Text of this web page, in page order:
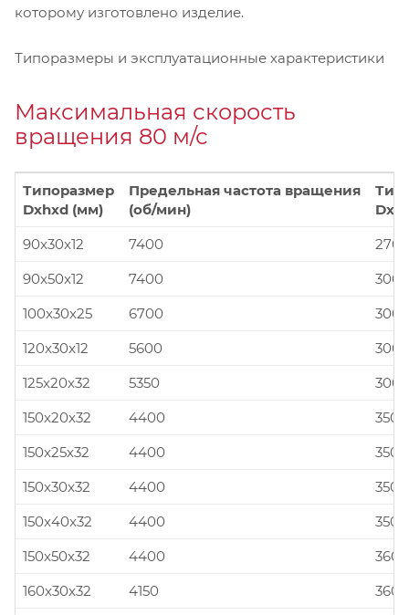
которому изготовлено изделие.
Типоразмеры и эксплуатационные характеристики
Максимальная скорость
вращения 80 м/с
Типоразмер
Dxhxd (мм)
Предельная частота вращения
(об/мин)
90x30x12
7400
90x50x12
7400
100x30x25
6700
120x30x12
5600
125x20x32
5350
150x20x32
4400
150x25x32
4400
150x30x32
4400
150x40x32
4400
150x50x32
4400
160x30x32
4150